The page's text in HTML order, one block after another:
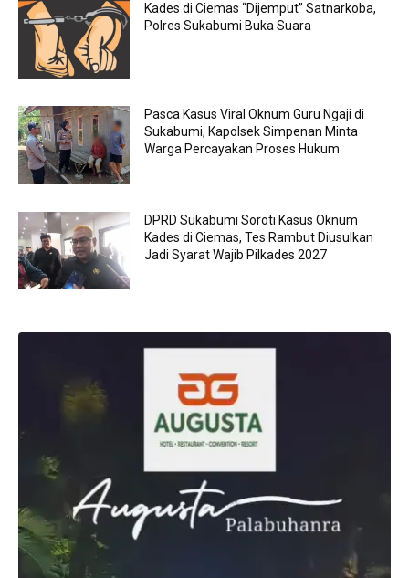
Kades di Ciemas “Dijemput” Satnarkoba,
Polres Sukabumi Buka Suara
Pasca Kasus Viral Oknum Guru Ngaji di
Sukabumi, Kapolsek Simpenan Minta
Warga Percayakan Proses Hukum
DPRD Sukabumi Soroti Kasus Oknum
Kades di Ciemas, Tes Rambut Diusulkan
Jadi Syarat Wajib Pilkades 2027